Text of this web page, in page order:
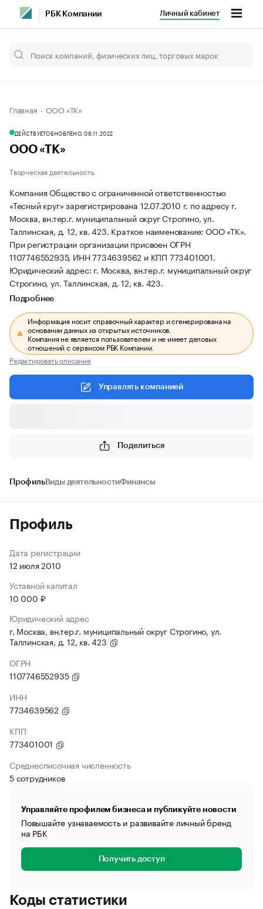
РБК Компании Личный кабинет
Главная ООО «ТК»
ДЕЙСТВУЕТОБНОВЛЕНО, 06.11.2022
ООО «ТК»
Творческая деятельность
Компания Общество с ограниченной ответственностью
«Тесный круг» зарегистрирована 12.07.2010 г. по адресу г.
Москва, вн.тер.г. муниципальный округ Строгино, ул.
Таллинская, д. 12, кв. 423. Краткое наименование: ООО «ТК».
При регистрации организации присвоен ОГРН
1107746552935, ИНН 7734639562 и КПП 773401001.
Юридический адрес: г. Москва, вн.тер.г. муниципальный округ
Строгино, ул. Таллинская, д. 12, кв. 423.
Подробнее
Информация носит справочный характер и сгенерирована на
основании данных из открытых источников.
Компания не является пользователем и не имеет деловых
отношений с сервисом РБК Компании.
Редактировать описание
Управлять компанией
Поделиться
ПрофильВиды деятельностиФинансы
Профиль
Дата регистрации
12 июля 2010
Уставной капитал
10 000 ₽
Юридический адрес
г. Москва, вн.тер.г. муниципальный округ Строгино, ул.
Таллинская, д. 12, кв. 423
ОГРН
1107746552935
ИНН
7734639562
КПП
773401001
Среднесписочная численность
5 сотрудников
Управляйте профилем бизнеса и публикуйте новости
Повышайте узнаваемость и развивайте личный бренд
на РБК
Получить доступ
Коды статистики